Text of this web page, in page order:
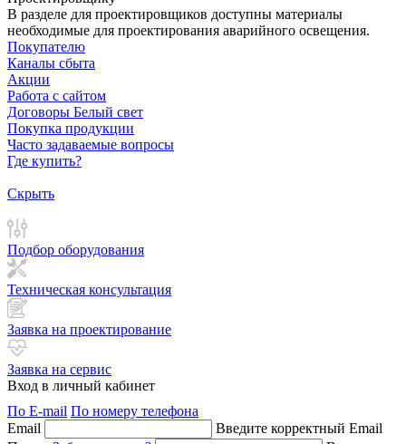
В разделе для проектировщиков доступны материалы
необходимые для проектирования аварийного освещения.
Покупателю
Каналы сбыта
Акции
Работа с сайтом
Договоры Белый свет
Покупка продукции
Часто задаваемые вопросы
Где купить?
Скрыть
Подбор оборудования
Техническая консультация
Заявка на проектирование
Заявка на сервис
Вход в личный кабинет
По E-mail По номеру телефона
Email
Введите корректный Email